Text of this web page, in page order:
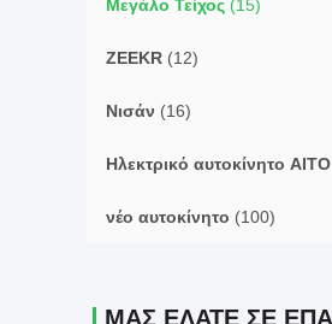
Μεγάλο Τείχος (15)
ZEEKR (12)
Νισάν (16)
Ηλεκτρικό αυτοκίνητο AITO
νέο αυτοκίνητο (100)